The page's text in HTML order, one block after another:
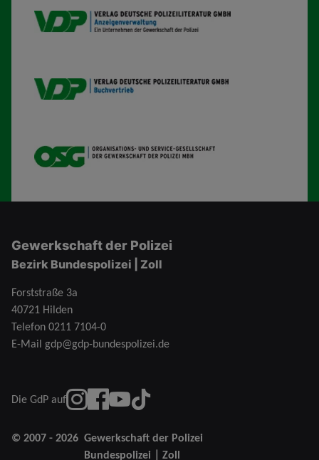
VDP AV
VDP B
OSG
Gewerkschaft der Polizei
Bezirk Bundespolizei | Zoll
Forststraße 3a
40721 Hilden
Telefon 0211 7104-0
E-Mail gdp@gdp-bundespolizei.de
Die GdP auf
instagram
Facebook
YouTube
TikTok
© 2007 - 2026 Gewerkschaft der Polizei
Bundespolizei｜Zoll